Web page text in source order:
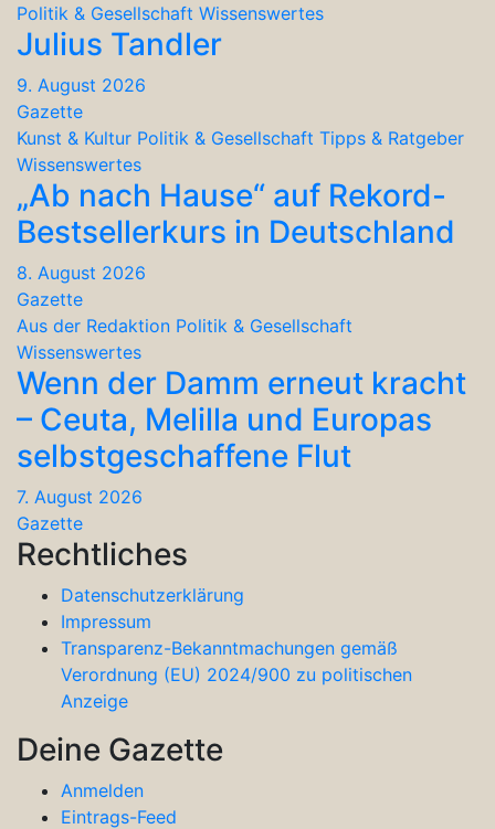
Politik & Gesellschaft Wissenswertes
Julius Tandler
9. August 2026
Gazette
Kunst & Kultur Politik & Gesellschaft Tipps & Ratgeber
Wissenswertes
„Ab nach Hause“ auf Rekord-
Bestsellerkurs in Deutschland
8. August 2026
Gazette
Aus der Redaktion Politik & Gesellschaft
Wissenswertes
Wenn der Damm erneut kracht
– Ceuta, Melilla und Europas
selbstgeschaffene Flut
7. August 2026
Gazette
Rechtliches
Datenschutzerklärung
Impressum
Transparenz-Bekanntmachungen gemäß
Verordnung (EU) 2024/900 zu politischen
Anzeige
Deine Gazette
Anmelden
Eintrags-Feed